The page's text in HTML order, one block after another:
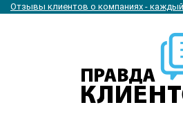
Отзывы клиентов о компаниях -